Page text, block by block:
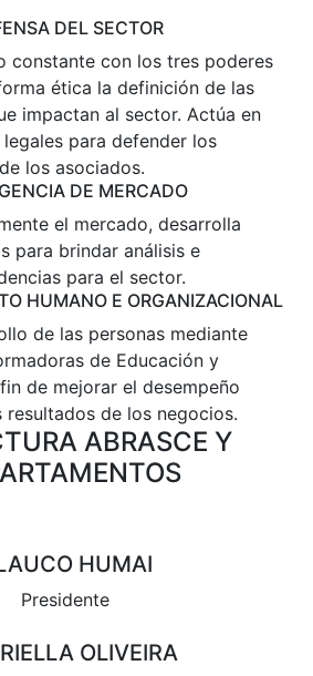
DEL SECTOR
constante con los tres poderes
ética la definición de las
impactan al sector. Actúa en
para defender los
los asociados.
DE MERCADO
el mercado, desarrolla
para brindar análisis e
para el sector.
HUMANO E ORGANIZACIONAL
de las personas mediante
de Educación y
de mejorar el desempeño
de los negocios.
ABRASCE Y
HUMAI
Presidente
OLIVEIRA